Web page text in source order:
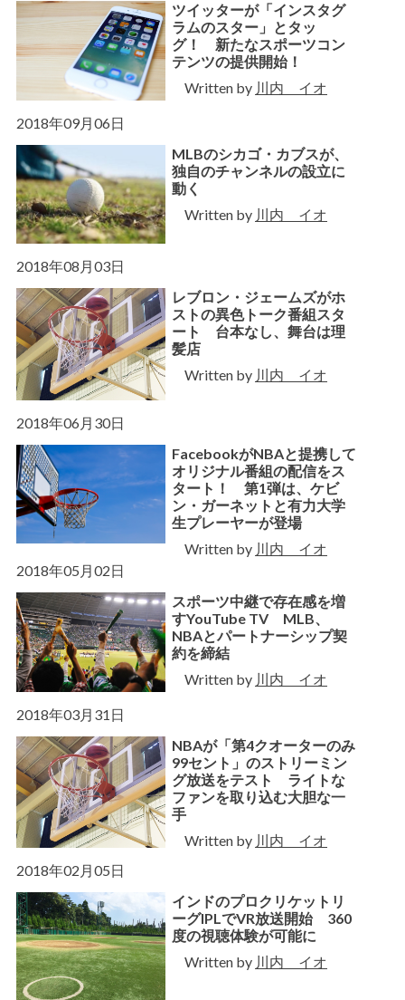
ツイッターが「インスタグ
ラムのスター」とタッ
グ！ 新たなスポーツコン
テンツの提供開始！
Written by 川内 イオ
2018年09月06日
MLBのシカゴ・カブスが、
独自のチャンネルの設立に
動く
Written by 川内 イオ
2018年08月03日
レブロン・ジェームズがホ
ストの異色トーク番組スタ
ート 台本なし、舞台は理
髪店
Written by 川内 イオ
2018年06月30日
FacebookがNBAと提携して
オリジナル番組の配信をス
タート！ 第1弾は、ケビ
ン・ガーネットと有力大学
生プレーヤーが登場
Written by 川内 イオ
2018年05月02日
スポーツ中継で存在感を増
すYouTube TV MLB、
NBAとパートナーシップ契
約を締結
Written by 川内 イオ
2018年03月31日
NBAが「第4クオーターのみ
99セント」のストリーミン
グ放送をテスト ライトな
ファンを取り込む大胆な一
手
Written by 川内 イオ
2018年02月05日
インドのプロクリケットリ
ーグIPLでVR放送開始 360
度の視聴体験が可能に
Written by 川内 イオ